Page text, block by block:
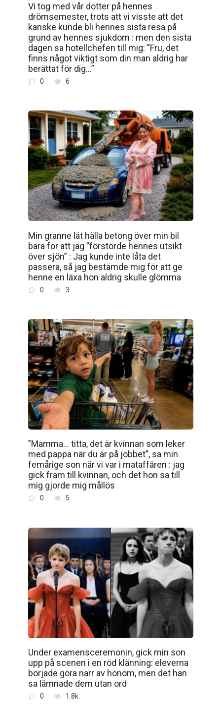
Vi tog med vår dotter på hennes
drömsemester, trots att vi visste att det
kanske kunde bli hennes sista resa på
grund av hennes sjukdom : men den sista
dagen sa hotellchefen till mig: ”Fru, det
finns något viktigt som din man aldrig har
berättat för dig…”
0 6
Min granne lät hälla betong över min bil
bara för att jag ”förstörde hennes utsikt
över sjön” : Jag kunde inte låta det
passera, så jag bestämde mig för att ge
henne en läxa hon aldrig skulle glömma
0 3
”Mamma… titta, det är kvinnan som leker
med pappa när du är på jobbet”, sa min
femårige son när vi var i mataffären : jag
gick fram till kvinnan, och det hon sa till
mig gjorde mig mållös
0 5
Under examensceremonin, gick min son
upp på scenen i en röd klänning: eleverna
började göra narr av honom, men det han
sa lämnade dem utan ord
0 1.8k.